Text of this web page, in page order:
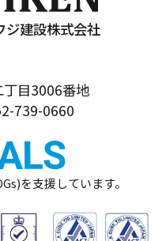
ジ建設株式会社
丁目3006番地
739-0660
を支援しています。